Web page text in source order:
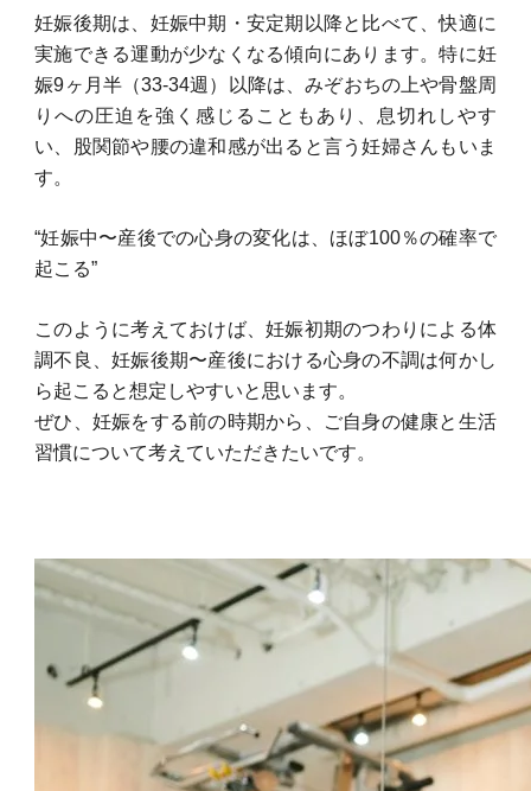
妊娠後期は、妊娠中期・安定期以降と比べて、快適に
実施できる運動が少なくなる傾向にあります。特に妊
娠9ヶ月半（33-34週）以降は、みぞおちの上や骨盤周
りへの圧迫を強く感じることもあり、息切れしやす
い、股関節や腰の違和感が出ると言う妊婦さんもいま
す。
“妊娠中〜産後での心身の変化は、ほぼ100％の確率で
起こる”
このように考えておけば、妊娠初期のつわりによる体
調不良、妊娠後期〜産後における心身の不調は何かし
ら起こると想定しやすいと思います。
ぜひ、妊娠をする前の時期から、ご自身の健康と生活
習慣について考えていただきたいです。